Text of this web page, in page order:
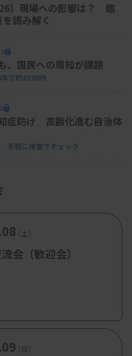
］現場への影響は？ 臨
読み解く
、国民への周知が課題
年で約3500件
症防げ 高齢化進む自治体
手軽に検査でチェック
（土）
会（歓迎会）
（日）